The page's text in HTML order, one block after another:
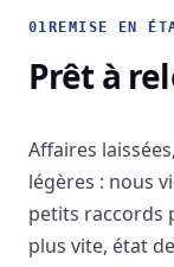
01 REMISE EN
Prêt à
Affaires
légères : nous
petits raccords
plus vite, état